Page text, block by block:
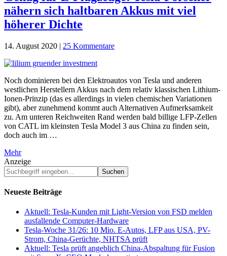
nähern sich haltbaren Akkus mit viel
höherer Dichte
14. August 2020 | 25 Kommentare
Noch dominieren bei den Elektroautos von Tesla und anderen
westlichen Herstellern Akkus nach dem relativ klassischen Lithium-
Ionen-Prinzip (das es allerdings in vielen chemischen Variationen
gibt), aber zunehmend kommt auch Alternativen Aufmerksamkeit
zu. Am unteren Reichweiten Rand werden bald billige LFP-Zellen
von CATL im kleinsten Tesla Model 3 aus China zu finden sein,
doch auch im …
Mehr
Anzeige
Suchbegriff
eingeben...
Neueste Beiträge
Aktuell: Tesla-Kunden mit Light-Version von FSD melden
ausfallende Computer-Hardware
Tesla-Woche 31/26: 10 Mio. E-Autos, LFP aus USA, PV-
Strom, China-Gerüchte, NHTSA prüft
Aktuell: Tesla prüft angeblich China-Abspaltung für Fusion